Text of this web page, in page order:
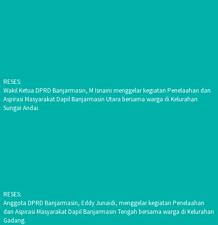
RESES:
Wakil Ketua DPRD Banjarmasin, M Isnaini menggelar kegiatan Penelaahan dan
Aspirasi Masyarakat Dapil Banjarmasin Utara bersama warga di Kelurahan
Sungai Andai.
RESES:
Anggota DPRD Banjarmasin, Eddy Junaidi, menggelar kegiatan Penelaahan
dan Aspirasi Masyarakat Dapil Banjarmasin Tengah bersama warga di Kelurahan
Gadang.